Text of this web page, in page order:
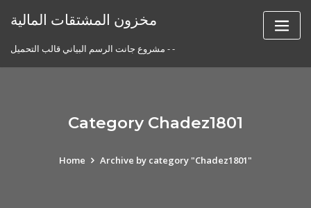
مخزون المشتقات المالية
مشروع جانت الرسم البياني قالب التحميل - -
Category Chadez1801
Home Archive by category "Chadez1801"